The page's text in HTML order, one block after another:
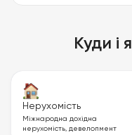
Куди і
Нерухомість
Міжнародна дохідна
нерухомість, девелопмент